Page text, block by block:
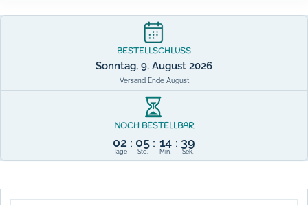
BESTELLSCHLUSS
Sonntag, 9. August 2026
Versand Ende August
NOCH BESTELLBAR
02
Tage
: 05
Std.
: 14
Min.
: 39
Sek.